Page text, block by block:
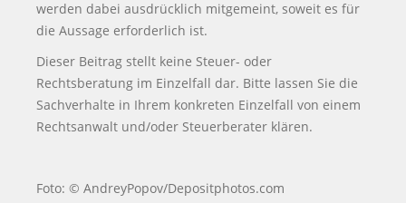
werden dabei ausdrücklich mitgemeint, soweit es für
die Aussage erforderlich ist.
Dieser Beitrag stellt keine Steuer- oder
Rechtsberatung im Einzelfall dar. Bitte lassen Sie die
Sachverhalte in Ihrem konkreten Einzelfall von einem
Rechtsanwalt und/oder Steuerberater klären.
Foto: © AndreyPopov/Depositphotos.com